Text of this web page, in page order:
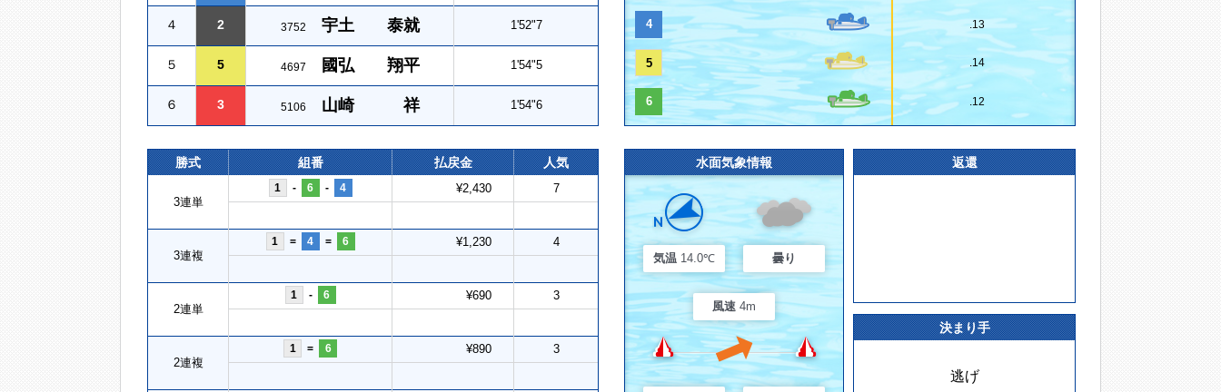
４ 2 3752 宇土 泰就 1'52"7
５ 5 4697 國弘 翔平 1'54"5
６ 3 5106 山崎 祥 1'54"6
4 .13
5 .14
6 .12
勝式 組番 払戻金 人気
3連単
1 - 6 - 4 ¥2,430 7
3連複
1 = 4 = 6 ¥1,230 4
2連単
1 - 6 ¥690 3
2連複
1 = 6 ¥890 3
水面気象情報
気温 14.0℃ 曇り
風速 4m
返還
決まり手
逃げ